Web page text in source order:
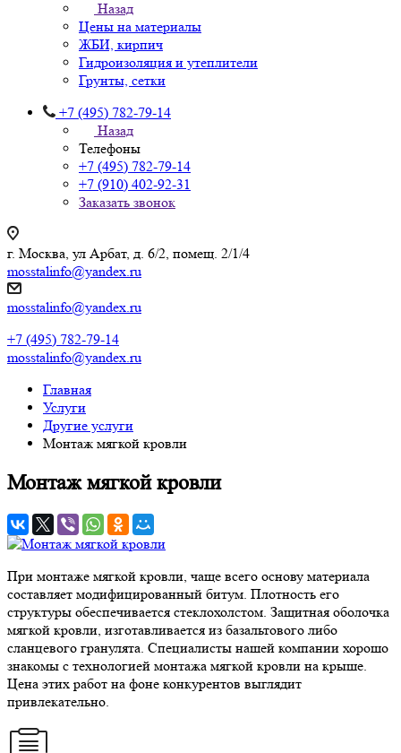
Назад
Цены на материалы
ЖБИ, кирпич
Гидроизоляция и утеплители
Грунты, сетки
+7 (495) 782-79-14
Назад
Телефоны
+7 (495) 782-79-14
+7 (910) 402-92-31
Заказать звонок
г. Москва, ул Арбат, д. 6/2, помещ. 2/1/4
mosstalinfo@yandex.ru
mosstalinfo@yandex.ru
+7 (495) 782-79-14
mosstalinfo@yandex.ru
Главная
Услуги
Другие услуги
Монтаж мягкой кровли
Монтаж мягкой кровли
При монтаже мягкой кровли, чаще всего основу материала
составляет модифицированный битум. Плотность его
структуры обеспечивается стеклохолстом. Защитная оболочка
мягкой кровли, изготавливается из базальтового либо
сланцевого гранулята. Специалисты нашей компании хорошо
знакомы с технологией монтажа мягкой кровли на крыше.
Цена этих работ на фоне конкурентов выглядит
привлекательно.